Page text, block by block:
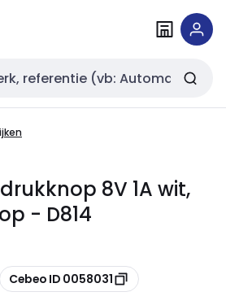
drukknop 8V 1A wit,
- D814
Kopiëren
Cebeo ID 0058031